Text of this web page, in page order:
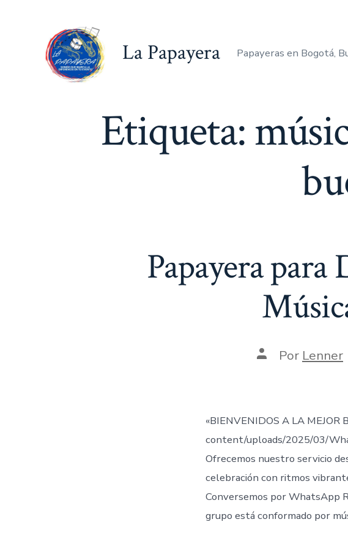
La Papayera Papayeras en Bogotá,
Etiqueta:
Papayera para
AutorPor Lenner
«BIENVENIDOS A LA
content/uploads/2025/03/
Ofrecemos nuestro servicio
celebración con ritmos
Conversemos por WhatsApp
grupo está conformado por